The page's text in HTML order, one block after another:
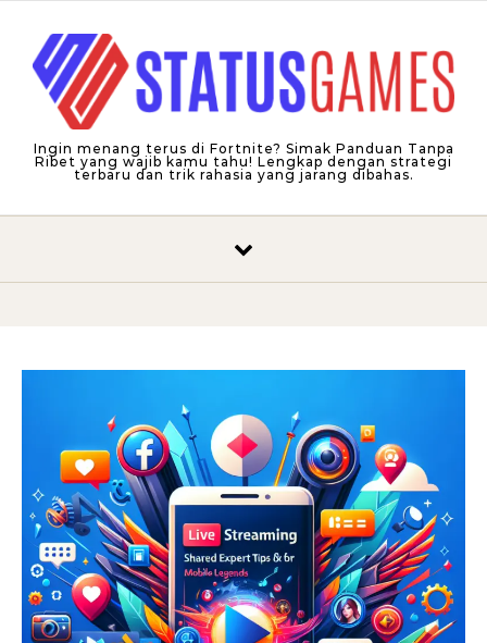
Ingin menang terus di Fortnite? Simak Panduan Tanpa
Ribet yang wajib kamu tahu! Lengkap dengan strategi
terbaru dan trik rahasia yang jarang dibahas.